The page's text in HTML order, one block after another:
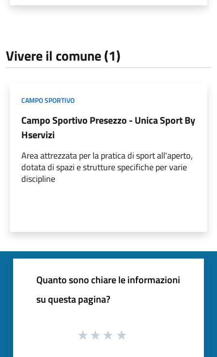
Vivere il comune (1)
CAMPO SPORTIVO
Campo Sportivo Presezzo - Unica Sport By
Hservizi
Area attrezzata per la pratica di sport all'aperto,
dotata di spazi e strutture specifiche per varie
discipline
Quanto sono chiare le informazioni
su questa pagina?